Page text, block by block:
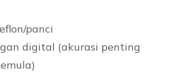
panci
digital (akurasi penting